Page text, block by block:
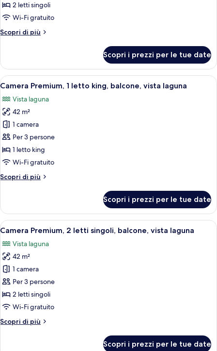
Grand,
2
singoli,
giardino
2 letti singoli
Wi-Fi gratuito
Scopri di più
Altri
Grand,
letti
balcone,
vista
giardino
Scopri i prezzi per le tue date
Apri
tutte
le
foto
per
Camera
Premium,
1
king,
laguna
1
Camera Premium, 1 letto king, balcone, vista laguna
Vista laguna
42 m²
1 camera
Per 3 persone
1 letto king
Wi-Fi gratuito
Scopri di più
Altri
Premium,
letto
balcone,
vista
laguna
Scopri i prezzi per le tue date
Apri
tutte
le
foto
per
Camera
Premium,
2
singoli,
Biancheria da letto di alta qualità,
2
Camera Premium, 2 letti singoli, balcone, vista laguna
Vista laguna
42 m²
1 camera
Per 3 persone
2 letti singoli
Wi-Fi gratuito
Scopri di più
Altri
Scopri i prezzi per le tue date